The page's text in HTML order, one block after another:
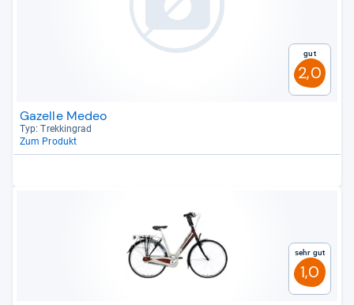
Gut
2,0
Gazelle Medeo
Typ: Trek­kin­grad
Zum Produkt
Sehr gut
1,0